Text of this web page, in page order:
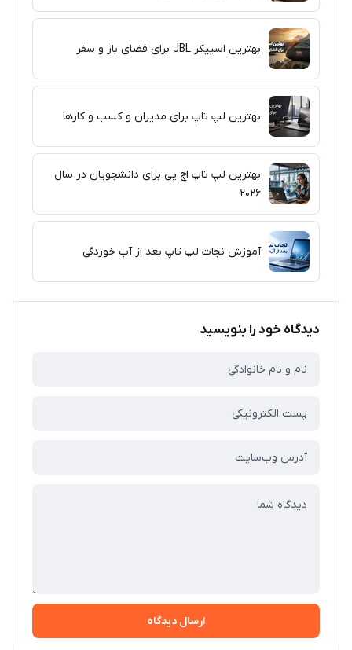
بهترین اسپیکر JBL برای فضای باز و سفر
بهترین لپ تاپ برای مدیران و کسب و کارها
بهترین لپ تاپ اچ پی برای دانشجویان در سال
۲۰۲۶
آموزش نجات لپ تاپ بعد از آب خوردگی
دیدگاه خود را بنویسید
ارسال دیدگاه